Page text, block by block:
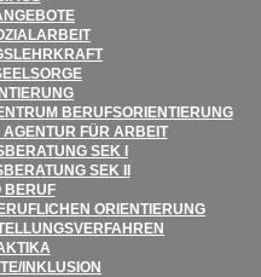
BERUFSORIENTIERUNG
FÜR ARBEIT
SEK I
SEK II
BERUF
ORIENTIERUNG
​​INKLUSION